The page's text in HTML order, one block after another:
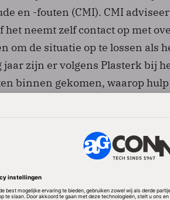
en -fouten (CMI). CMI
het neemt zelf contact op met
om de situatie op te lossen als
zijn er volgens Plasterk bij
binnen gekomen, waarop
verder dat er zich geen
voordoen op het moment
uitgerold. Ook zijn er volgens
“Terwijl de nieuwe
overheid investeren in de